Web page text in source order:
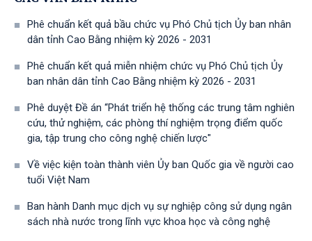
Phê chuẩn kết quả bầu chức vụ Phó Chủ tịch Ủy ban nhân
dân tỉnh Cao Bằng nhiệm kỳ 2026 - 2031
Phê chuẩn kết quả miễn nhiệm chức vụ Phó Chủ tịch Ủy
ban nhân dân tỉnh Cao Bằng nhiệm kỳ 2026 - 2031
Phê duyệt Đề án “Phát triển hệ thống các trung tâm nghiên
cứu, thử nghiệm, các phòng thí nghiệm trọng điểm quốc
gia, tập trung cho công nghệ chiến lược"
Về việc kiện toàn thành viên Ủy ban Quốc gia về người cao
tuổi Việt Nam
Ban hành Danh mục dịch vụ sự nghiệp công sử dụng ngân
sách nhà nước trong lĩnh vực khoa học và công nghệ